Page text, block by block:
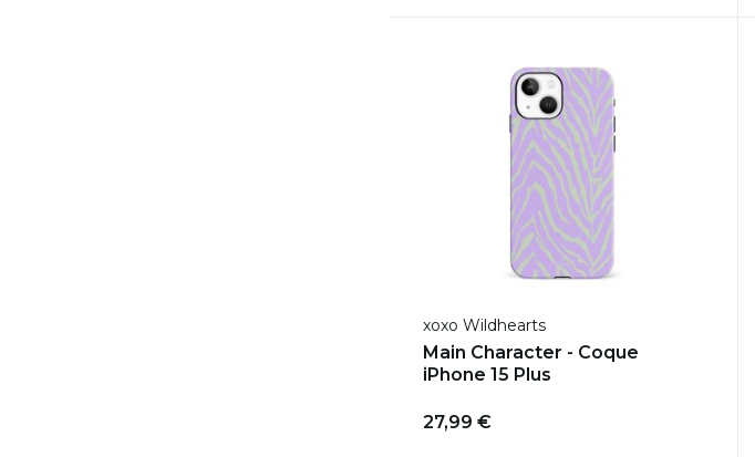
xoxo Wildhearts
Main Character - Coque
iPhone 15 Plus
27,99 €